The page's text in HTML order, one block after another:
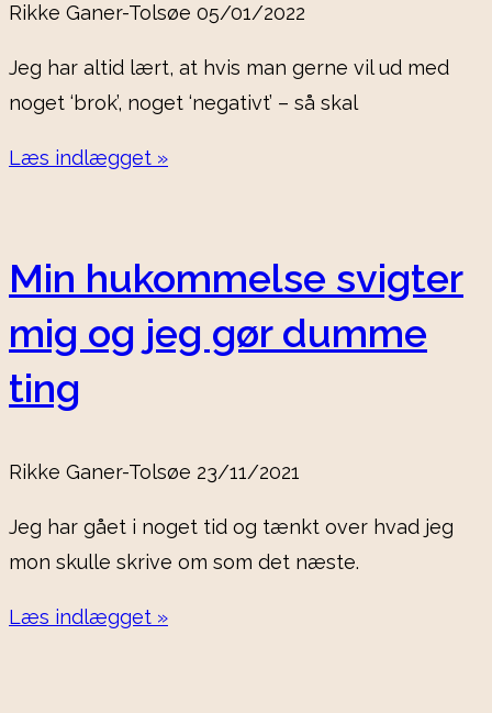
Rikke Ganer-Tolsøe 05/01/2022
Jeg har altid lært, at hvis man gerne vil ud med
noget ‘brok’, noget ‘negativt’ – så skal
Læs indlægget »
Min hukommelse svigter
mig og jeg gør dumme
ting
Rikke Ganer-Tolsøe 23/11/2021
Jeg har gået i noget tid og tænkt over hvad jeg
mon skulle skrive om som det næste.
Læs indlægget »